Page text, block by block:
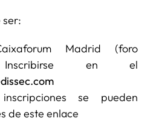
Madrid (foro
Inscribirse en el
se pueden
de este enlace